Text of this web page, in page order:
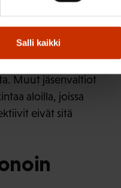
Salli kaikki
Muut jäsenvaltiot
aloilla, joissa
eivät sitä